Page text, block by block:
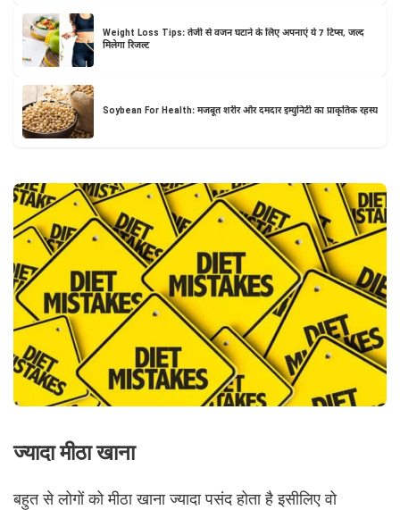
Weight Loss Tips: तेजी से वजन घटाने के लिए अपनाएं ये 7 टिप्स, जल्द
मिलेगा रिजल्ट
Soybean For Health: मजबूत शरीर और दमदार इम्युनिटी का प्राकृतिक रहस्य
ज्यादा मीठा खाना
बहुत से लोगों को मीठा खाना ज्यादा पसंद होता है इसीलिए वो